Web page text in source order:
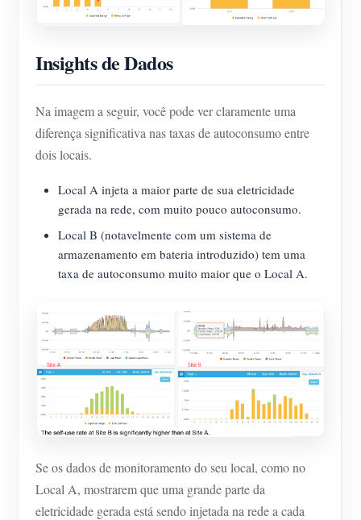
Insights de Dados
Na imagem a seguir, você pode ver claramente uma
diferença significativa nas taxas de autoconsumo entre
dois locais.
Local A injeta a maior parte de sua eletricidade
gerada na rede, com muito pouco autoconsumo.
Local B (notavelmente com um sistema de
armazenamento em bateria introduzido) tem uma
taxa de autoconsumo muito maior que o Local A.
Se os dados de monitoramento do seu local, como no
Local A, mostrarem que uma grande parte da
eletricidade gerada está sendo injetada na rede a cada